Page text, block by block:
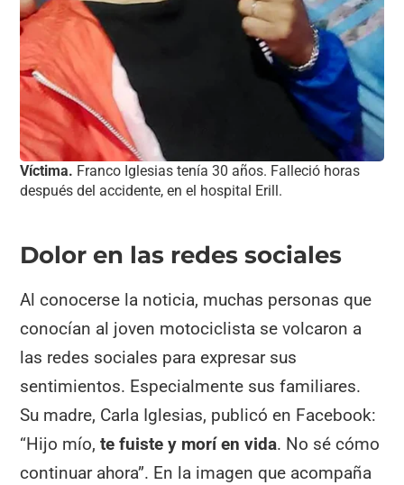
Víctima. Franco Iglesias tenía 30 años. Falleció horas
después del accidente, en el hospital Erill.
Dolor en las redes sociales
Al conocerse la noticia, muchas personas que
conocían al joven motociclista se volcaron a
las redes sociales para expresar sus
sentimientos. Especialmente sus familiares.
Su madre, Carla Iglesias, publicó en Facebook:
“Hijo mío,te fuiste y morí en vida. No sé cómo
continuar ahora”. En la imagen que acompaña